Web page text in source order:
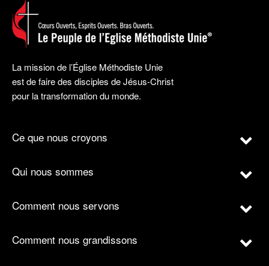
La mission de l’Église Méthodiste Unie
est de faire des disciples de Jésus-Christ
pour la transformation du monde.
Ce que nous croyons
Qui nous sommes
Comment nous servons
Comment nous grandissons